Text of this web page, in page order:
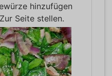
hinzufügen
Seite stellen.